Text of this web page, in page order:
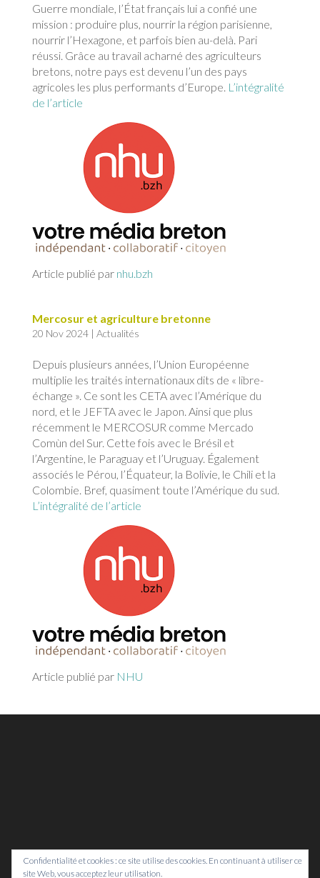
Guerre mondiale, l’État français lui a confié une
mission : produire plus, nourrir la région parisienne,
nourrir l’Hexagone, et parfois bien au-delà. Pari
réussi. Grâce au travail acharné des agriculteurs
bretons, notre pays est devenu l’un des pays
agricoles les plus performants d’Europe. L’intégralité
de l’article
Article publié par nhu.bzh
Mercosur et agriculture bretonne
20 Nov 2024| Actualités
Depuis plusieurs années, l’Union Européenne
multiplie les traités internationaux dits de « libre-
échange ». Ce sont les CETA avec l’Amérique du
nord, et le JEFTA avec le Japon. Ainsi que plus
récemment le MERCOSUR comme Mercado
Comùn del Sur. Cette fois avec le Brésil et
l’Argentine, le Paraguay et l’Uruguay. Également
associés le Pérou, l’Équateur, la Bolivie, le Chili et la
Colombie. Bref, quasiment toute l’Amérique du sud.
L’intégralité de l’article
Article publié par NHU
Confidentialité et cookies : ce site utilise des cookies. En continuant à utiliser ce
site Web, vous acceptez leur utilisation.